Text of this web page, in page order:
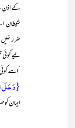
کے اذن
شیطان
ضرر
لیے
‘اسے
{وَ عَلَی
ایمان
اہل